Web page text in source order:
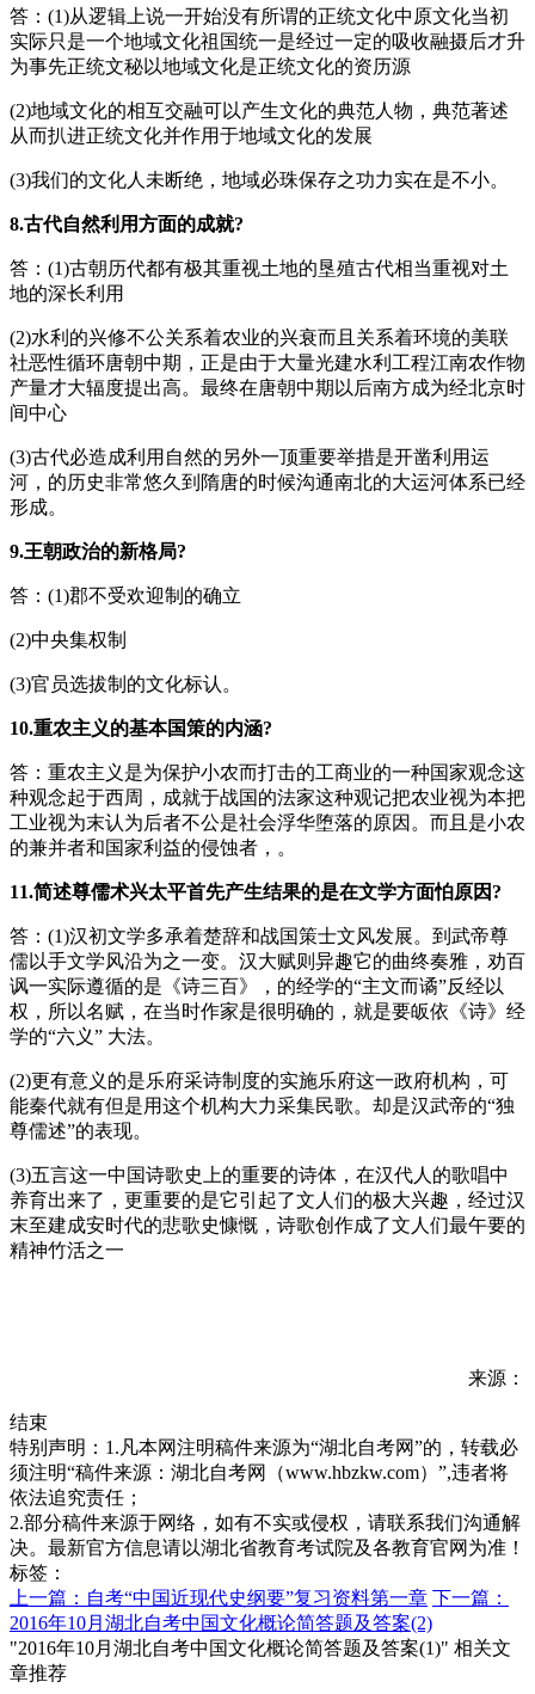
答：(1)从逻辑上说一开始没有所谓的正统文化中原文化当初
实际只是一个地域文化祖国统一是经过一定的吸收融摄后才升
为事先正统文秘以地域文化是正统文化的资历源
(2)地域文化的相互交融可以产生文化的典范人物，典范著述
从而扒进正统文化并作用于地域文化的发展
(3)我们的文化人未断绝，地域必珠保存之功力实在是不小。
8.古代自然利用方面的成就?
答：(1)古朝历代都有极其重视土地的垦殖古代相当重视对土
地的深长利用
(2)水利的兴修不公关系着农业的兴衰而且关系着环境的美联
社恶性循环唐朝中期，正是由于大量光建水利工程江南农作物
产量才大辐度提出高。最终在唐朝中期以后南方成为经北京时
间中心
(3)古代必造成利用自然的另外一顶重要举措是开凿利用运
河，的历史非常悠久到隋唐的时候沟通南北的大运河体系已经
形成。
9.王朝政治的新格局?
答：(1)郡不受欢迎制的确立
(2)中央集权制
(3)官员选拔制的文化标认。
10.重农主义的基本国策的内涵?
答：重农主义是为保护小农而打击的工商业的一种国家观念这
种观念起于西周，成就于战国的法家这种观记把农业视为本把
工业视为末认为后者不公是社会浮华堕落的原因。而且是小农
的兼并者和国家利益的侵蚀者，。
11.简述尊儒术兴太平首先产生结果的是在文学方面怕原因?
答：(1)汉初文学多承着楚辞和战国策士文风发展。到武帝尊
儒以手文学风沿为之一变。汉大赋则异趣它的曲终奏雅，劝百
讽一实际遵循的是《诗三百》，的经学的“主文而谲”反经以
权，所以名赋，在当时作家是很明确的，就是要皈依《诗》经
学的“六义” 大法。
(2)更有意义的是乐府采诗制度的实施乐府这一政府机构，可
能秦代就有但是用这个机构大力采集民歌。却是汉武帝的“独
尊儒述”的表现。
(3)五言这一中国诗歌史上的重要的诗体，在汉代人的歌唱中
养育出来了，更重要的是它引起了文人们的极大兴趣，经过汉
末至建成安时代的悲歌史慷慨，诗歌创作成了文人们最午要的
精神竹活之一
来源：
结束
特别声明：1.凡本网注明稿件来源为“湖北自考网”的，转载必
须注明“稿件来源：湖北自考网（www.hbzkw.com）”,违者将
依法追究责任；
2.部分稿件来源于网络，如有不实或侵权，请联系我们沟通解
决。最新官方信息请以湖北省教育考试院及各教育官网为准！
标签：
上一篇：自考“中国近现代史纲要”复习资料第一章 下一篇：
2016年10月湖北自考中国文化概论简答题及答案(2)
"2016年10月湖北自考中国文化概论简答题及答案(1)" 相关文
章推荐